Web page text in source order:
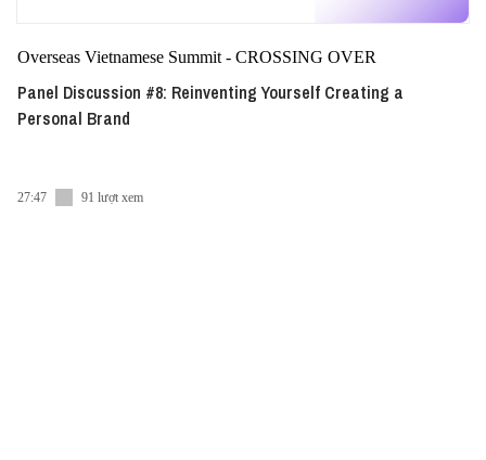
Overseas Vietnamese Summit - CROSSING OVER
Panel Discussion #8: Reinventing Yourself Creating a
Personal Brand
27:47 91 lượt xem